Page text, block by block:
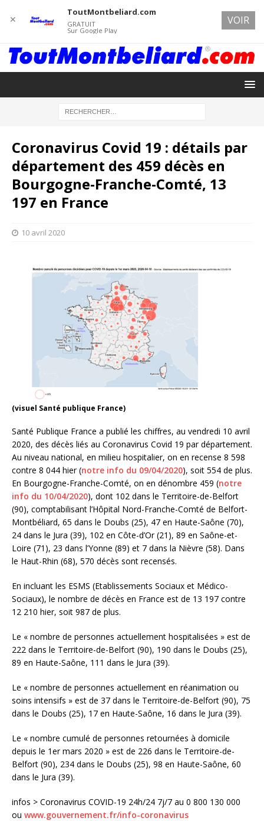
Coronavirus Covid 19 : détails par
département des 459 décès en
Bourgogne-Franche-Comté, 13
197 en France
10 avril 2020
(visuel Santé publique France)
Santé Publique France a publié les chiffres, au vendredi 10 avril
2020, des décès liés au Coronavirus Covid 19 par département.
Au niveau national, en milieu hospitalier, on en recense 8 598
contre 8 044 hier (notre info du 09/04/2020), soit 554 de plus.
En Bourgogne-Franche-Comté, on en dénombre 459 (notre
info du 10/04/2020), dont 102 dans le Territoire-de-Belfort
(90), comptabilisant l’Hôpital Nord-Franche-Comté de Belfort-
Montbéliard, 65 dans le Doubs (25), 47 en Haute-Saône (70),
24 dans le Jura (39), 102 en Côte-d’Or (21), 89 en Saône-et-
Loire (71), 23 dans l’Yonne (89) et 7 dans la Nièvre (58). Dans
le Haut-Rhin (68), 570 décès sont recensés.
En incluant les ESMS (Etablissements Sociaux et Médico-
Sociaux), le nombre de décès en France est de 13 197 contre
12 210 hier, soit 987 de plus.
Le « nombre de personnes actuellement hospitalisées » est de
222 dans le Territoire-de-Belfort (90), 190 dans le Doubs (25),
89 en Haute-Saône, 111 dans le Jura (39).
Le « nombre de personnes actuellement en réanimation ou
soins intensifs » est de 37 dans le Territoire-de-Belfort (90), 75
dans le Doubs (25), 17 en Haute-Saône, 16 dans le Jura (39).
Le « nombre cumulé de personnes retournées à domicile
depuis le 1er mars 2020 » est de 226 dans le Territoire-de-
Belfort (90), 234 dans le Doubs (25), 98 en Haute-Saône, 60
dans le Jura (39).
infos > Coronavirus COVID-19 24h/24 7j/7 au 0 800 130 000
ou www.gouvernement.fr/info-coronavirus
✕
ToutMontbeliard.com
GRATUIT
Sur Google Play
VOIR